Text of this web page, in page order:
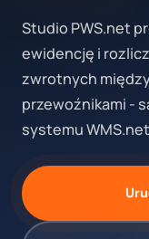
Studio PWS.net
ewidencję i
zwrotnych
przewoźnikami -
systemu